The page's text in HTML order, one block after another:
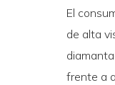
El
de alta
frente a